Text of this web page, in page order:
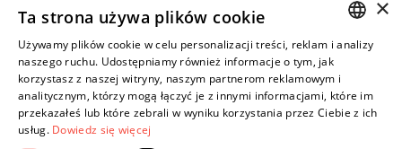
kontakt@im-narzedzia.pl
INFORMACJE
OFERTA
MOJE KONTO
ENGLISH
×
Ta strona używa plików cookie
Używamy plików cookie w celu personalizacji treści, reklam i analizy
naszego ruchu. Udostępniamy również informacje o tym, jak
korzystasz z naszej witryny, naszym partnerom reklamowym i
analitycznym, którzy mogą łączyć je z innymi informacjami, które im
przekazałeś lub które zebrali w wyniku korzystania przez Ciebie z ich
usług. Dowiedz się więcej